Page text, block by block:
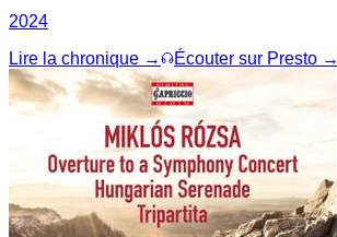
2024
Lire la chronique →
Écouter sur Presto →